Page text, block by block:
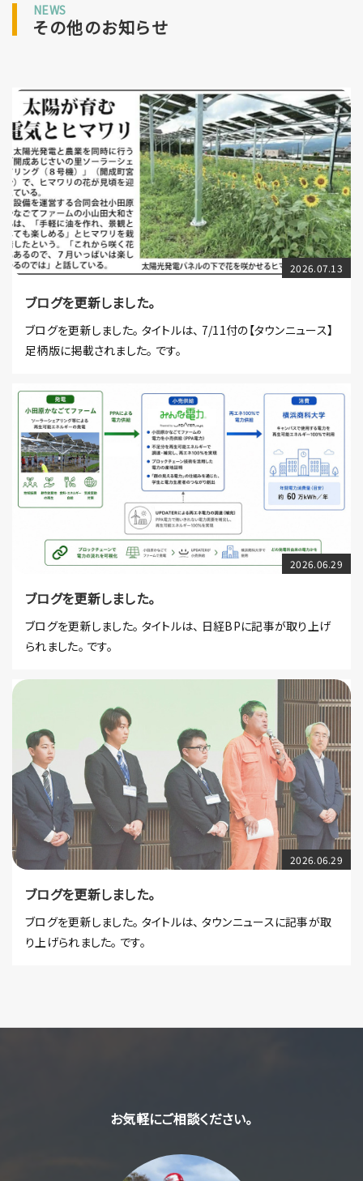
NEWS
その他のお知らせ
2026.07.13
ブログを更新しました。
ブログを更新しました。 タイトルは、 7/11付の【タウンニュース】
足柄版に掲載されました。 です。
2026.06.29
ブログを更新しました。
ブログを更新しました。 タイトルは、 日経BPに記事が取り上げ
られました。 です。
2026.06.29
ブログを更新しました。
ブログを更新しました。 タイトルは、 タウンニュースに記事が取
り上げられました。 です。
お気軽にご相談ください。